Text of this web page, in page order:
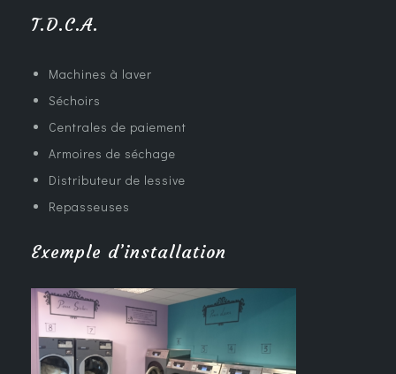
T.D.C.A.
Machines à laver
Séchoirs
Centrales de paiement
Armoires de séchage
Distributeur de lessive
Repasseuses
Exemple d’installation